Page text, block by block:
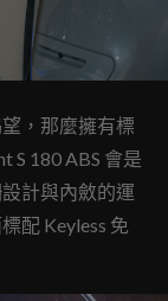
，那麼擁有標
S 180 ABS 會是
計與內斂的運
配 Keyless 免